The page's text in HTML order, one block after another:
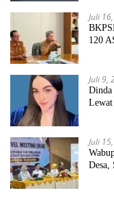
Juli
120
Juli 9,
Dinda
Juli
Desa,